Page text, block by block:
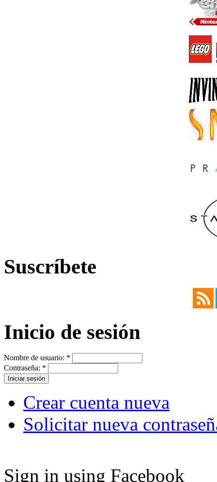
Suscríbete
Inicio de sesión
Nombre de usuario: *
Contraseña: *
Crear cuenta nueva
Solicitar nueva
Sign in using Facebook